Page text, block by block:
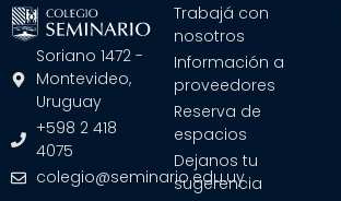
Soriano 1472 -
Montevideo,
Uruguay
+598 2 418
4075
colegio@seminario.edu.uy
Trabajá con
nosotros
Información a
proveedores
Reserva de
espacios
Dejanos tu
sugerencia